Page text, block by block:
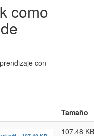
como
con
Tamaño
107.48 KB